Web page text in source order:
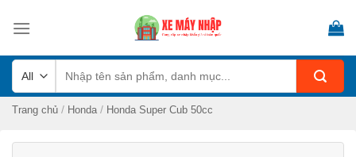
kiếm:
Trang chủ / Honda / Honda Super Cub 50cc